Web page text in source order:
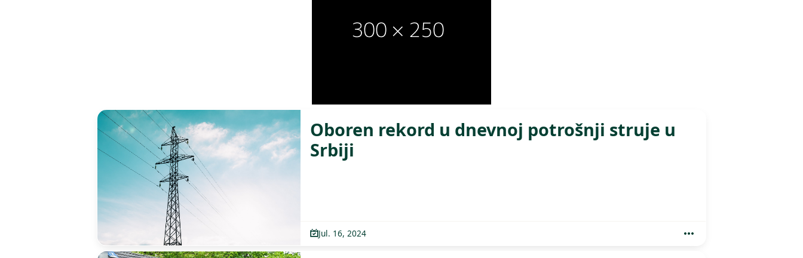
Oboren rekord u dnevnoj potrošnji struje u
Srbiji
Jul. 16, 2024